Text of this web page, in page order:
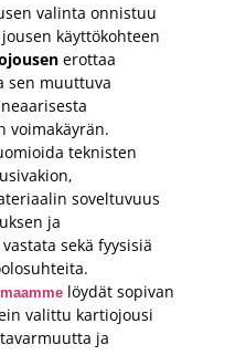
valinta onnistuu
käyttökohteen
erottaa
sen muuttuva
voimakäyrän.
teknisten
soveltuvuus
ja
sekä fyysisiä
löydät sopivan
valittu kartiojousi
ja